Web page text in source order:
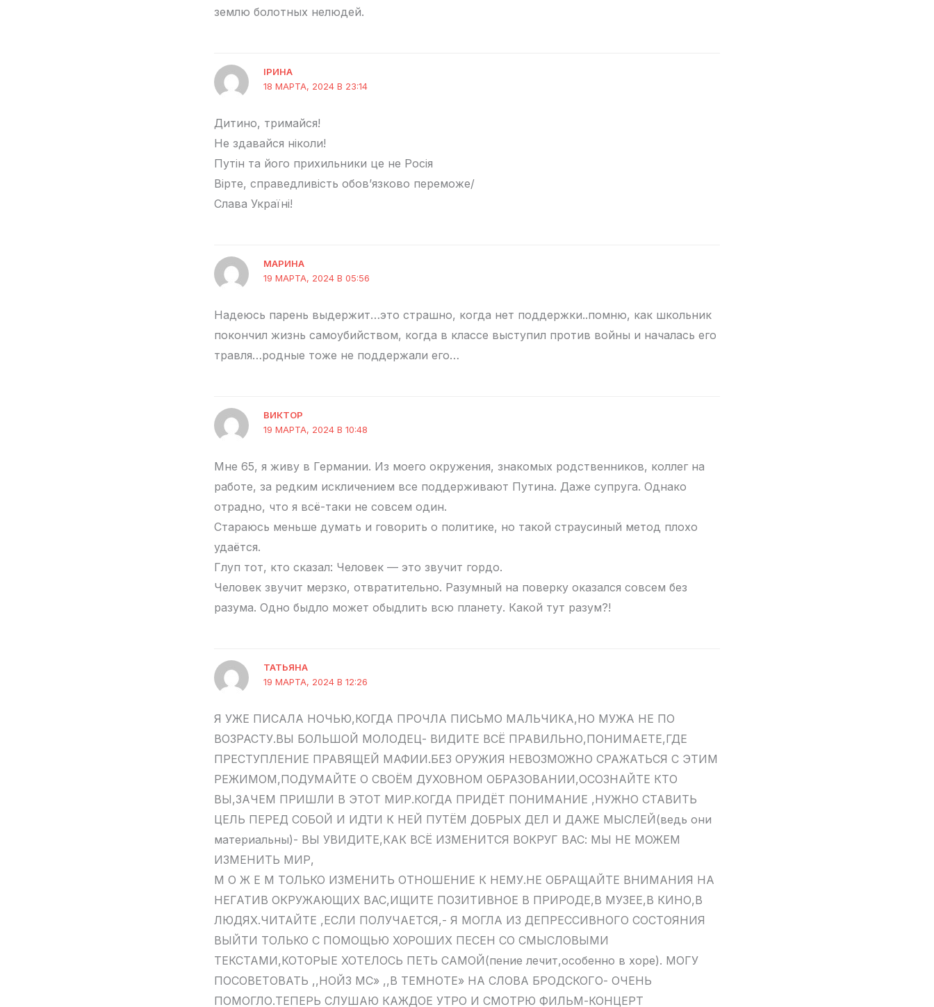
землю болотных нелюдей.
ІРИНА
18 МАРТА, 2024 В 23:14
Дитино, тримайся!
Не здавайся ніколи!
Путін та його прихильники це не Росія
Вірте, справедливість обов’язково переможе/
Слава Україні!
МАРИНА
19 МАРТА, 2024 В 05:56
Надеюсь парень выдержит…это страшно, когда нет поддержки..помню, как школьник
покончил жизнь самоубийством, когда в классе выступил против войны и началась его
травля…родные тоже не поддержали его…
ВИКТОР
19 МАРТА, 2024 В 10:48
Мне 65, я живу в Германии. Из моего окружения, знакомых родственников, коллег на
работе, за редким искличением все поддерживают Путина. Даже супруга. Однако
отрадно, что я всё-таки не совсем один.
Стараюсь меньше думать и говорить о политике, но такой страусиный метод плохо
удаётся.
Глуп тот, кто сказал: Человек — это звучит гордо.
Человек звучит мерзко, отвратительно. Разумный на поверку оказался совсем без
разума. Одно быдло может обыдлить всю планету. Какой тут разум?!
ТАТЬЯНА
19 МАРТА, 2024 В 12:26
Я УЖЕ ПИСАЛА НОЧЬЮ,КОГДА ПРОЧЛА ПИСЬМО МАЛЬЧИКА,НО МУЖА НЕ ПО
ВОЗРАСТУ.ВЫ БОЛЬШОЙ МОЛОДЕЦ- ВИДИТЕ ВСЁ ПРАВИЛЬНО,ПОНИМАЕТЕ,ГДЕ
ПРЕСТУПЛЕНИЕ ПРАВЯЩЕЙ МАФИИ.БЕЗ ОРУЖИЯ НЕВОЗМОЖНО СРАЖАТЬСЯ С ЭТИМ
РЕЖИМОМ,ПОДУМАЙТЕ О СВОЁМ ДУХОВНОМ ОБРАЗОВАНИИ,ОСОЗНАЙТЕ КТО
ВЫ,ЗАЧЕМ ПРИШЛИ В ЭТОТ МИР.КОГДА ПРИДЁТ ПОНИМАНИЕ ,НУЖНО СТАВИТЬ
ЦЕЛЬ ПЕРЕД СОБОЙ И ИДТИ К НЕЙ ПУТЁМ ДОБРЫХ ДЕЛ И ДАЖЕ МЫСЛЕЙ(ведь они
материальны)- ВЫ УВИДИТЕ,КАК ВСЁ ИЗМЕНИТСЯ ВОКРУГ ВАС: МЫ НЕ МОЖЕМ
ИЗМЕНИТЬ МИР,
М О Ж Е М ТОЛЬКО ИЗМЕНИТЬ ОТНОШЕНИЕ К НЕМУ.НЕ ОБРАЩАЙТЕ ВНИМАНИЯ НА
НЕГАТИВ ОКРУЖАЮЩИХ ВАС,ИЩИТЕ ПОЗИТИВНОЕ В ПРИРОДЕ,В МУЗЕЕ,В КИНО,В
ЛЮДЯХ.ЧИТАЙТЕ ,ЕСЛИ ПОЛУЧАЕТСЯ,- Я МОГЛА ИЗ ДЕПРЕССИВНОГО СОСТОЯНИЯ
ВЫЙТИ ТОЛЬКО С ПОМОЩЬЮ ХОРОШИХ ПЕСЕН СО СМЫСЛОВЫМИ
ТЕКСТАМИ,КОТОРЫЕ ХОТЕЛОСЬ ПЕТЬ САМОЙ(пение лечит,особенно в хоре). МОГУ
ПОСОВЕТОВАТЬ ,,НОЙЗ МС» ,,В ТЕМНОТЕ» НА СЛОВА БРОДСКОГО- ОЧЕНЬ
ПОМОГЛО.ТЕПЕРЬ СЛУШАЮ КАЖДОЕ УТРО И СМОТРЮ ФИЛЬМ-КОНЦЕРТ